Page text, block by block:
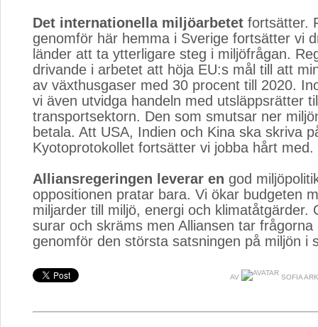
Det internationella miljöarbetet fortsätter.
genomför här hemma i Sverige fortsätter vi
länder att ta ytterligare steg i miljöfrågan.
drivande i arbetet att höja EU:s mål till att
av växthusgaser med 30 procent till 2020.
vi även utvidga handeln med utsläppsrätter
transportsektorn. Den som smutsar ner
betala. Att USA, Indien och Kina ska skriva
Kyotoprotokollet fortsätter vi jobba hårt med.
Alliansregeringen leverar en god
oppositionen pratar bara. Vi ökar budgeten
miljarder till miljö, energi och klimatåtgärder.
surar och skräms men Alliansen tar frågorna
genomför den största satsningen på miljön i
AV SOFIA